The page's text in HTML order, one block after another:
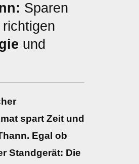
Sparen
und
spart Zeit und
Egal ob
Standgerät: Die